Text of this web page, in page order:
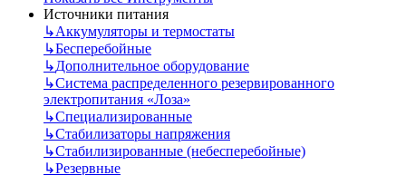
Источники питания
↳Аккумуляторы и термостаты
↳Бесперебойные
↳Дополнительное оборудование
↳Система распределенного резервированного
электропитания «Лоза»
↳Специализированные
↳Стабилизаторы напряжения
↳Стабилизированные (небесперебойные)
↳Резервные